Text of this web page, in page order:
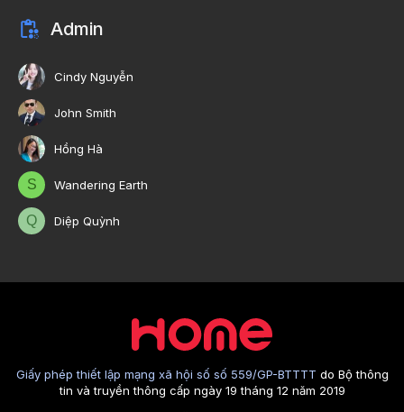
Admin
Cindy Nguyễn
John Smith
Hồng Hà
S Wandering Earth
Q Diệp Quỳnh
Giấy phép thiết lập mạng xã hội số số 559/GP-BTTTT do Bộ thông
tin và truyền thông cấp ngày 19 tháng 12 năm 2019